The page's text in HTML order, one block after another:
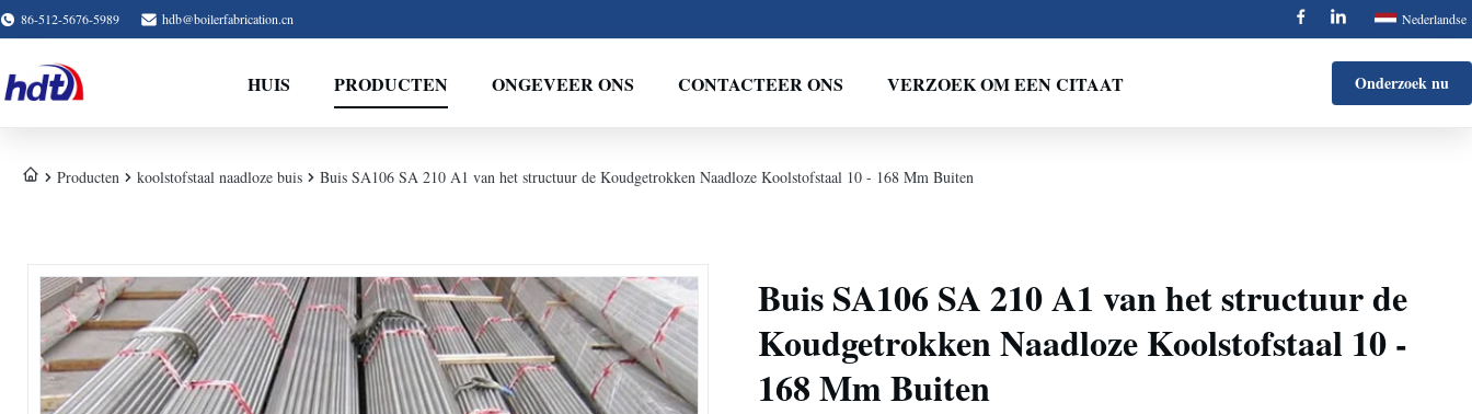
86-512-5676-5989 hdb@boilerfabrication.cn Nederlandse
HUIS PRODUCTEN ONGEVEER ONS CONTACTEER ONS VERZOEK OM EEN CITAAT Onderzoek nu
Producten koolstofstaal naadloze buis Buis SA106 SA 210 A1 van het structuur de Koudgetrokken Naadloze Koolstofstaal 10 - 168 Mm Buiten
Buis SA106 SA 210 A1 van het structuur de
Koudgetrokken Naadloze Koolstofstaal 10 -
168 Mm Buiten